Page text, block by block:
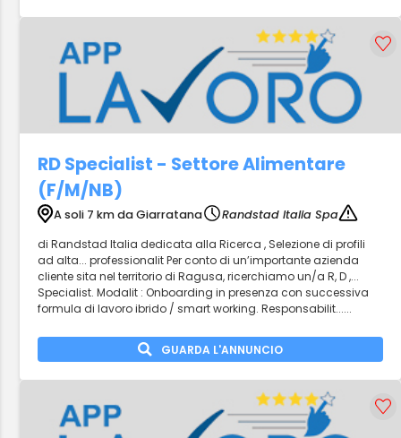
RD Specialist - Settore Alimentare
(F/M/NB)
A soli 7 km da Giarratana
Randstad Italia Spa
di Randstad Italia dedicata alla Ricerca , Selezione di profili
ad alta... professionalit Per conto di un’importante azienda
cliente sita nel territorio di Ragusa, ricerchiamo un/a R, D ,...
Specialist. Modalit : Onboarding in presenza con successiva
formula di lavoro ibrido / smart working. Responsabilit......
GUARDA L'ANNUNCIO